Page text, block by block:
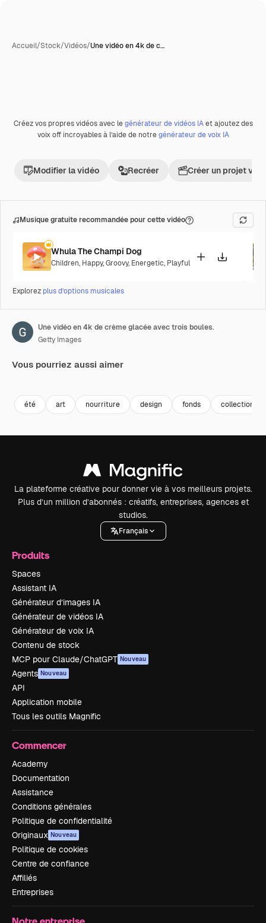
Accueil/Stock/Vidéos/Une vidéo en 4k de c…
Premium
Créez vos propres vidéos avec legénérateur de vidéos IAet ajoutez des
voix off incroyables à l’aide de notregénérateur de voix IA
Modifier la vidéo Recréer Créer un projet
Musique gratuite recommandée pour cette vidéo
Whula The Champi Dog
Children, Happy,Groovy, Energetic, Playful
Explorez plus d’options musicales
Une vidéo en 4k de crème glacée avec trois boules.
Getty Images
Vous pourriez aussi aimer
été art nourriture design fonds collection
La plateforme créative pour donner vie à vos meilleurs projets.
Plus d’un million d’abonnés : créatifs, entreprises, agences et
studios.
Français
Produits
Spaces
Assistant IA
Générateur d’images IA
Générateur de vidéos IA
Générateur de voix IA
Contenu de stock
MCP pour Claude/ChatGPT Nouveau
Agents Nouveau
API
Application mobile
Tous les outils Magnific
Commencer
Academy
Documentation
Assistance
Conditions générales
Politique de confidentialité
Originaux Nouveau
Politique de cookies
Centre de confiance
Affiliés
Entreprises